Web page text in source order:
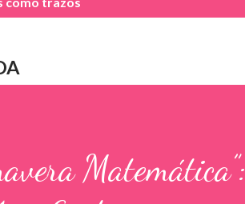
Matemática”: